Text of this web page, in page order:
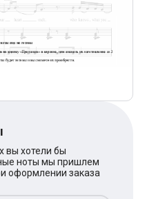
вы хотели бы
ноты мы пришлем
оформлении заказа